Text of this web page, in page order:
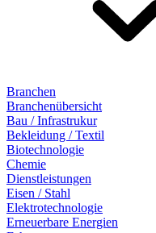
Branchen
Branchenübersicht
Bau / Infrastrukur
Bekleidung / Textil
Biotechnologie
Chemie
Dienstleistungen
Eisen / Stahl
Elektrotechnologie
Erneuerbare Energien